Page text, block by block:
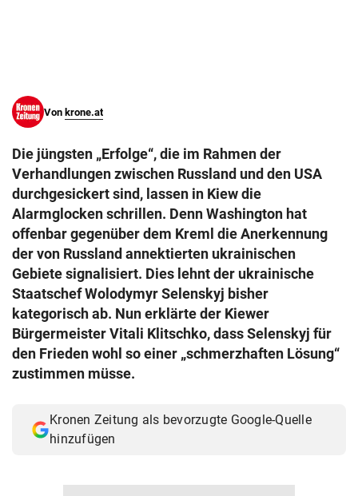
Von krone.at
Die jüngsten „Erfolge“, die im Rahmen der
Verhandlungen zwischen Russland und den USA
durchgesickert sind, lassen in Kiew die
Alarmglocken schrillen. Denn Washington hat
offenbar gegenüber dem Kreml die Anerkennung
der von Russland annektierten ukrainischen
Gebiete signalisiert. Dies lehnt der ukrainische
Staatschef Wolodymyr Selenskyj bisher
kategorisch ab. Nun erklärte der Kiewer
Bürgermeister Vitali Klitschko, dass Selenskyj für
den Frieden wohl so einer „schmerzhaften Lösung“
zustimmen müsse.
Kronen Zeitung als bevorzugte Google-Quelle
hinzufügen